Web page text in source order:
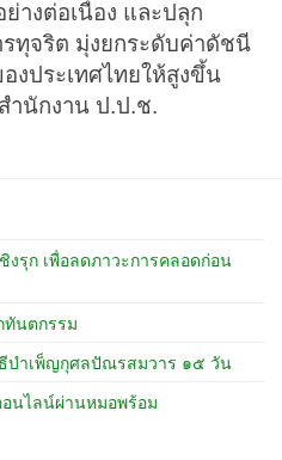
างต่อเนื่อง และปลุก
ทุจริต มุ่งยกระดับค่าดัชนี
งประเทศไทยให้สูงขึ้น
ำนักงาน ป.ป.ช.
งรุก เพื่อลดภาวะการคลอดก่อน
นตกรรม
บำเพ็ญกุศลปัณรสมวาร ๑๕ วัน
นไลน์ผ่านหมอพร้อม